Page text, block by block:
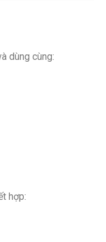
dùng cùng:
hợp: